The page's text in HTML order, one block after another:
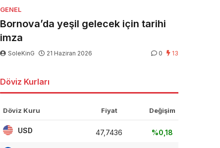
GENEL
Bornova’da yeşil gelecek için tarihi
imza
SoleKinG 21 Haziran 2026 0 13
Döviz Kurları
Döviz Kuru Fiyat Değişim
USD 47,7436 %0,18